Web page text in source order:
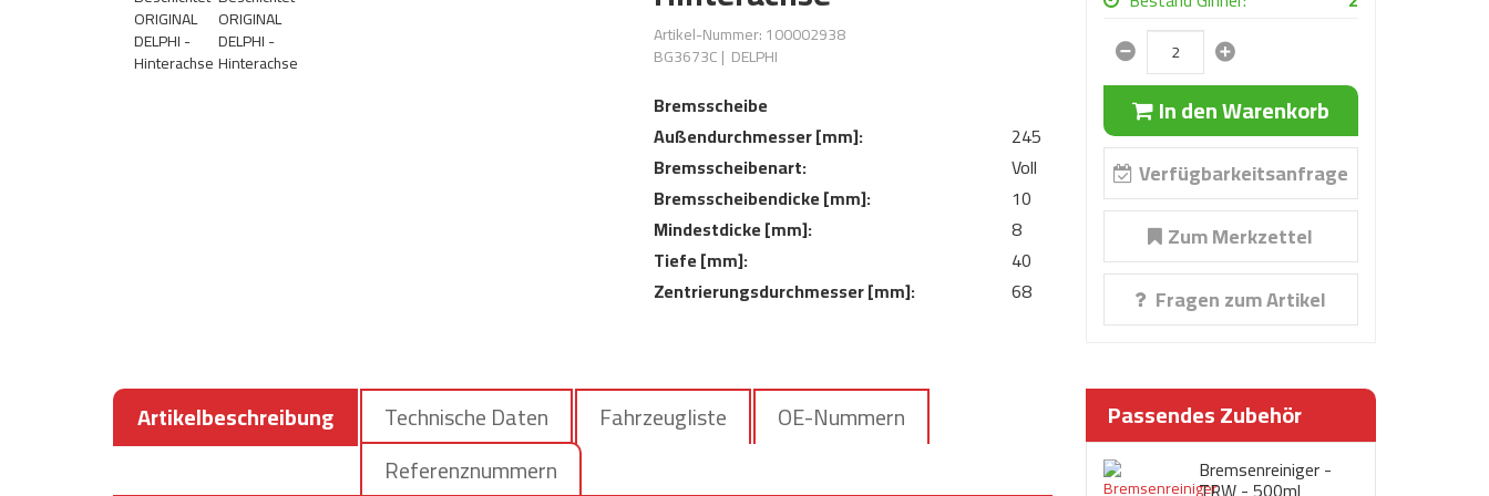
Artikel-Nummer: 100002938
BG3673C| DELPHI
Bremsscheibe
Außendurchmesser [mm]:
245
Bremsscheibenart:
Voll
Bremsscheibendicke [mm]:
10
Mindestdicke [mm]:
8
Tiefe [mm]:
40
Zentrierungsdurchmesser [mm]:
68
In den Warenkorb
Verfügbarkeitsanfrage
Zum Merkzettel
Fragen zum Artikel
Artikelbeschreibung Technische Daten Fahrzeugliste
OE-Nummern
Referenznummern
Passendes Zubehör
Bremsenreiniger -